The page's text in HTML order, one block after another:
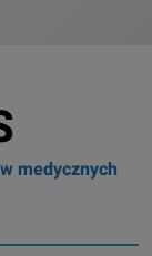
medycznych